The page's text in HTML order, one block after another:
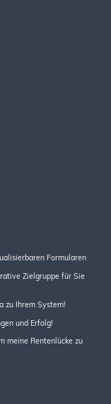
Formularen
Zielgruppe für Sie
zu Ihrem System!
und Erfolg!
meine Rentenlücke zu